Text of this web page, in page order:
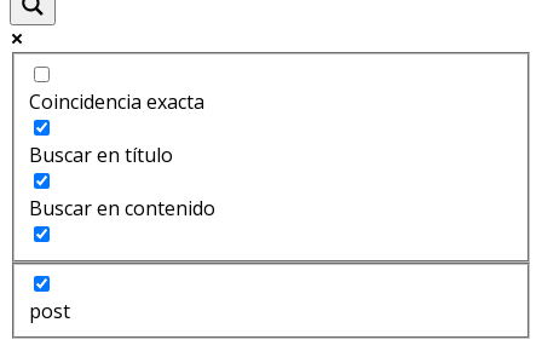
Coincidencia exacta
Buscar en título
Buscar en contenido
post